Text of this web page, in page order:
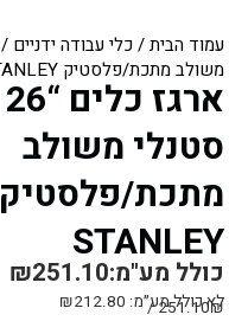
עמוד הבית/כלי עבודה ידניים /
משולב מתכת/פלסטיק STANLEY
ארגז כלים “26
סטנלי משולב
מתכת/פלסטיק
STANLEY
₪251.10כולל מע"מ:
לא כולל מע״מ: ₪212.80
251.10₪ /